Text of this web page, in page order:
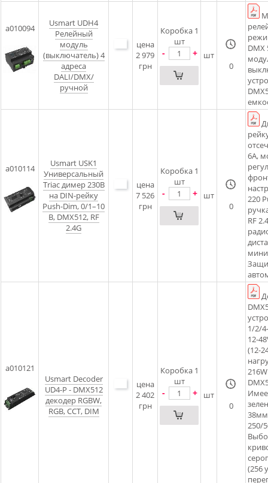
a010094
Usmart UDH4
Релейный
модуль
(выключатель) 4
адреса
DALI/DMX/
ручной
цена
2 979
грн
Коробка 1
шт
- +
шт
0
a010114
Usmart USK1
Универсальный
Triac димер 230В
на DIN-рейку
Push-Dim, 0/1–10
В, DMX512, RF
2.4G
цена
7 526
грн
Коробка 1
шт
- +
шт
0
6A,
220
RF
a010121
Usmart Decoder
UD4-P - DMX512
декодер RGBW,
RGB, ССT, DIM
цена
2 402
грн
Коробка 1
шт
- +
шт
0
1/2/
12-
(12-
250/
(256